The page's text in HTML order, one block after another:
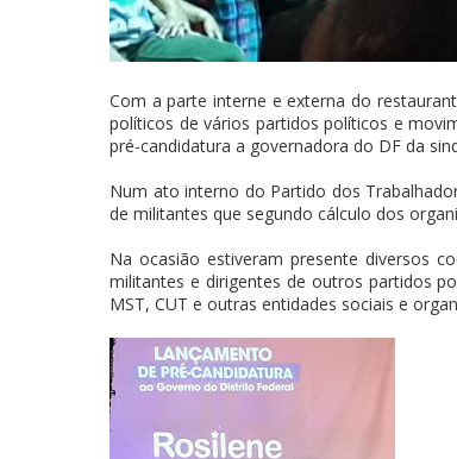
Com a parte interne e externa do
políticos de vários partidos políticos e
pré-candidatura a governadora do DF da
Num ato interno do Partido dos
de militantes que segundo cálculo dos
Na ocasião estiveram presente diversos
militantes e dirigentes de outros partidos
MST, CUT e outras entidades sociais e